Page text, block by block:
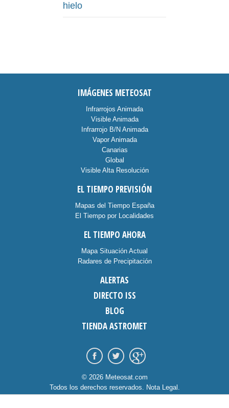
hielo
IMÁGENES METEOSAT
Infrarrojos Animada
Visible Animada
Infrarrojo B/N Animada
Vapor Animada
Canarias
Global
Visible Alta Resolución
EL TIEMPO PREVISIÓN
Mapas del Tiempo España
El Tiempo por Localidades
EL TIEMPO AHORA
Mapa Situación Actual
Radares de Precipitación
ALERTAS
DIRECTO ISS
BLOG
TIENDA ASTROMET
© 2026 Meteosat.com
Todos los derechos reservados. Nota Legal .